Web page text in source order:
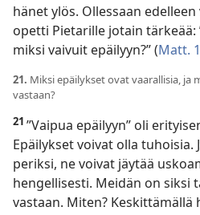
hänet ylös. Ollessaan edelleen
opetti Pietarille jotain tärkeää:
miksi vaivuit epäilyyn?” (Matt.
21. Miksi epäilykset ovat vaarallisia, ja
vastaan?
21 ”Vaipua epäilyyn” oli
Epäilykset voivat olla tuhoisia.
periksi, ne voivat jäytää
hengellisesti. Meidän on siksi
vastaan. Miten?